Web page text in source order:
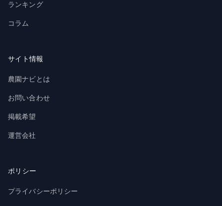
ランキング
コラム
サイト情報
農園ナビとは
お問い合わせ
掲載希望
運営会社
ポリシー
プライバシーポリシー